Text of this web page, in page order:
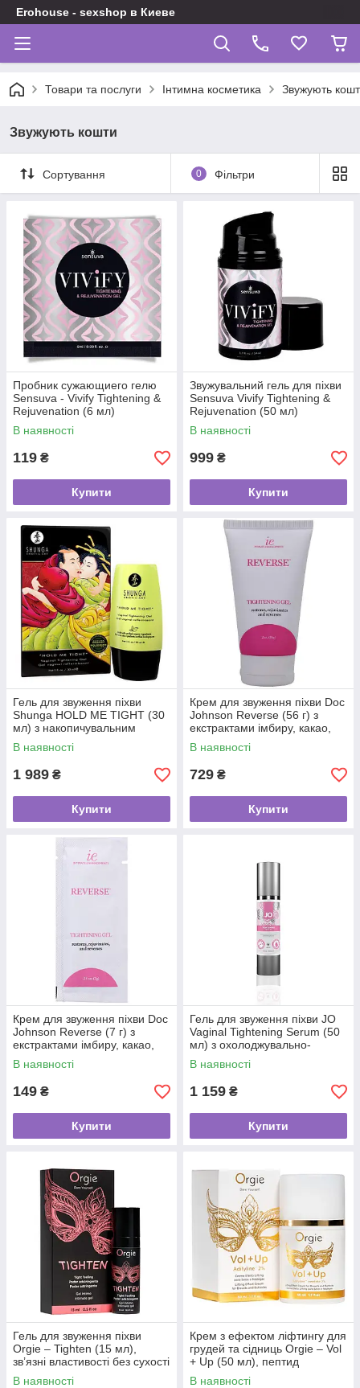
Erohouse - sexshop в Киеве
Товари та послуги Інтимна косметика Звужують
Звужують кошти
Сортування 0 Фільтри
Пробник сужающиего гелю
Sensuva - Vivify Tightening &
Rejuvenation (6 мл)
В наявності
119 ₴
Купити
Звужувальний гель для піхви
Sensuva Vivify Tightening &
Rejuvenation (50 мл)
В наявності
999 ₴
Купити
Гель для звуження піхви
Shunga HOLD ME TIGHT (30
мл) з накопичувальним
ефектом
В наявності
1 989 ₴
Купити
Крем для звуження піхви Doc
Johnson Reverse (56 г) з
екстрактами імбиру, какао,
кориці та перцю
В наявності
729 ₴
Купити
Крем для звуження піхви Doc
Johnson Reverse (7 г) з
екстрактами імбиру, какао,
кориці та перцю
В наявності
149 ₴
Купити
Гель для звуження піхви JO
Vaginal Tightening Serum (50
мл) з охолоджувально-
вібрувальним еф.
В наявності
1 159 ₴
Купити
Гель для звуження піхви
Orgie – Tighten (15 мл),
зв’язні властивості без сухості
В наявності
Крем з ефектом ліфтингу для
грудей та сідниць Orgie – Vol
+ Up (50 мл), пептид
Adifyline™
В наявності